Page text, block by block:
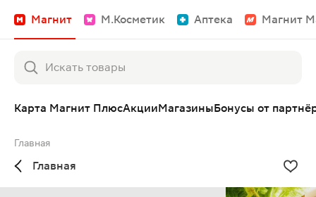
Магнит М.Косметик Аптека Магнит
Карта Магнит ПлюсАкцииМагазиныБонусы от
Главная
Главная